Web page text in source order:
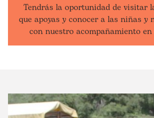
Tendrás la oportunidad de visitar
que apoyas y conocer a las niñas y
con nuestro acompañamiento en